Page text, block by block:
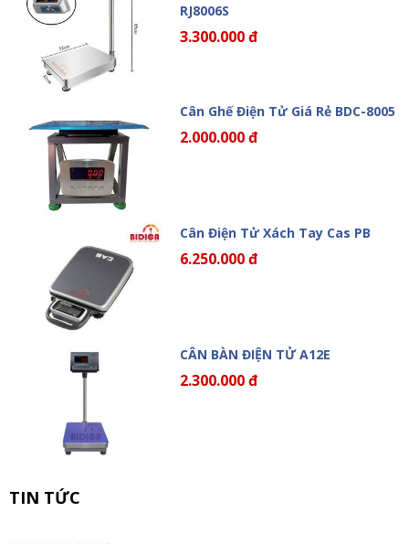
RJ8006S
3.300.000 đ
Cân Ghế Điện Tử Giá Rẻ BDC-8005
2.000.000 đ
Cân Điện Tử Xách Tay Cas PB
6.250.000 đ
CÂN BÀN ĐIỆN TỬ A12E
2.300.000 đ
TIN TỨC